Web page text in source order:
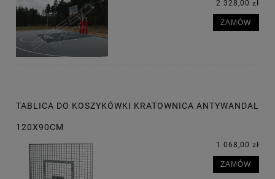
2 328,00 zł
ZAMÓW
TABLICA DO KOSZYKÓWKI KRATOWNICA ANTYWANDAL
120X90CM
1 068,00 zł
ZAMÓW